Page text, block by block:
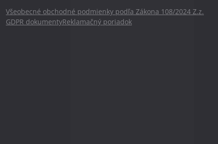
Všeobecné obchodné podmienky podľa Zákona 108/2024 Z.z.
GDPR dokumentyReklamačný poriadok